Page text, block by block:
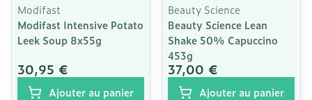
Modifast
Modifast Intensive Potato
Leek Soup 8x55g
30,95 €
Ajouter au panier
Beauty Science
Beauty Science Lean
Shake 50% Capuccino
453g
37,00 €
Ajouter au panier